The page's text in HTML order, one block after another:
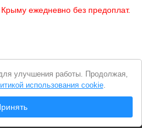
ежедневно без предоплат.
носит справочный характер и не
улучшения работы. Продолжая,
использования cookie.